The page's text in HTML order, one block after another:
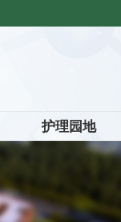
护理园地